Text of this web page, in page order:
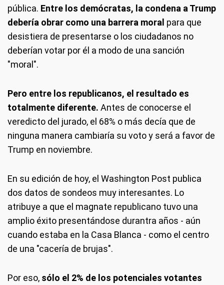
pública. Entre los demócratas, la condena a Trump
debería obrar como una barrera moral para que
desistiera de presentarse o los ciudadanos no
deberían votar por él a modo de una sanción
"moral".
Pero entre los republicanos, el resultado es
totalmente diferente. Antes de conocerse el
veredicto del jurado, el 68% o más decía que de
ninguna manera cambiaría su voto y será a favor de
Trump en noviembre.
En su edición de hoy, el Washington Post publica
dos datos de sondeos muy interesantes. Lo
atribuye a que el magnate republicano tuvo una
amplio éxito presentándose durantra años - aún
cuando estaba en la Casa Blanca - como el centro
de una "cacería de brujas".
Por eso, sólo el 2% de los potenciales votantes